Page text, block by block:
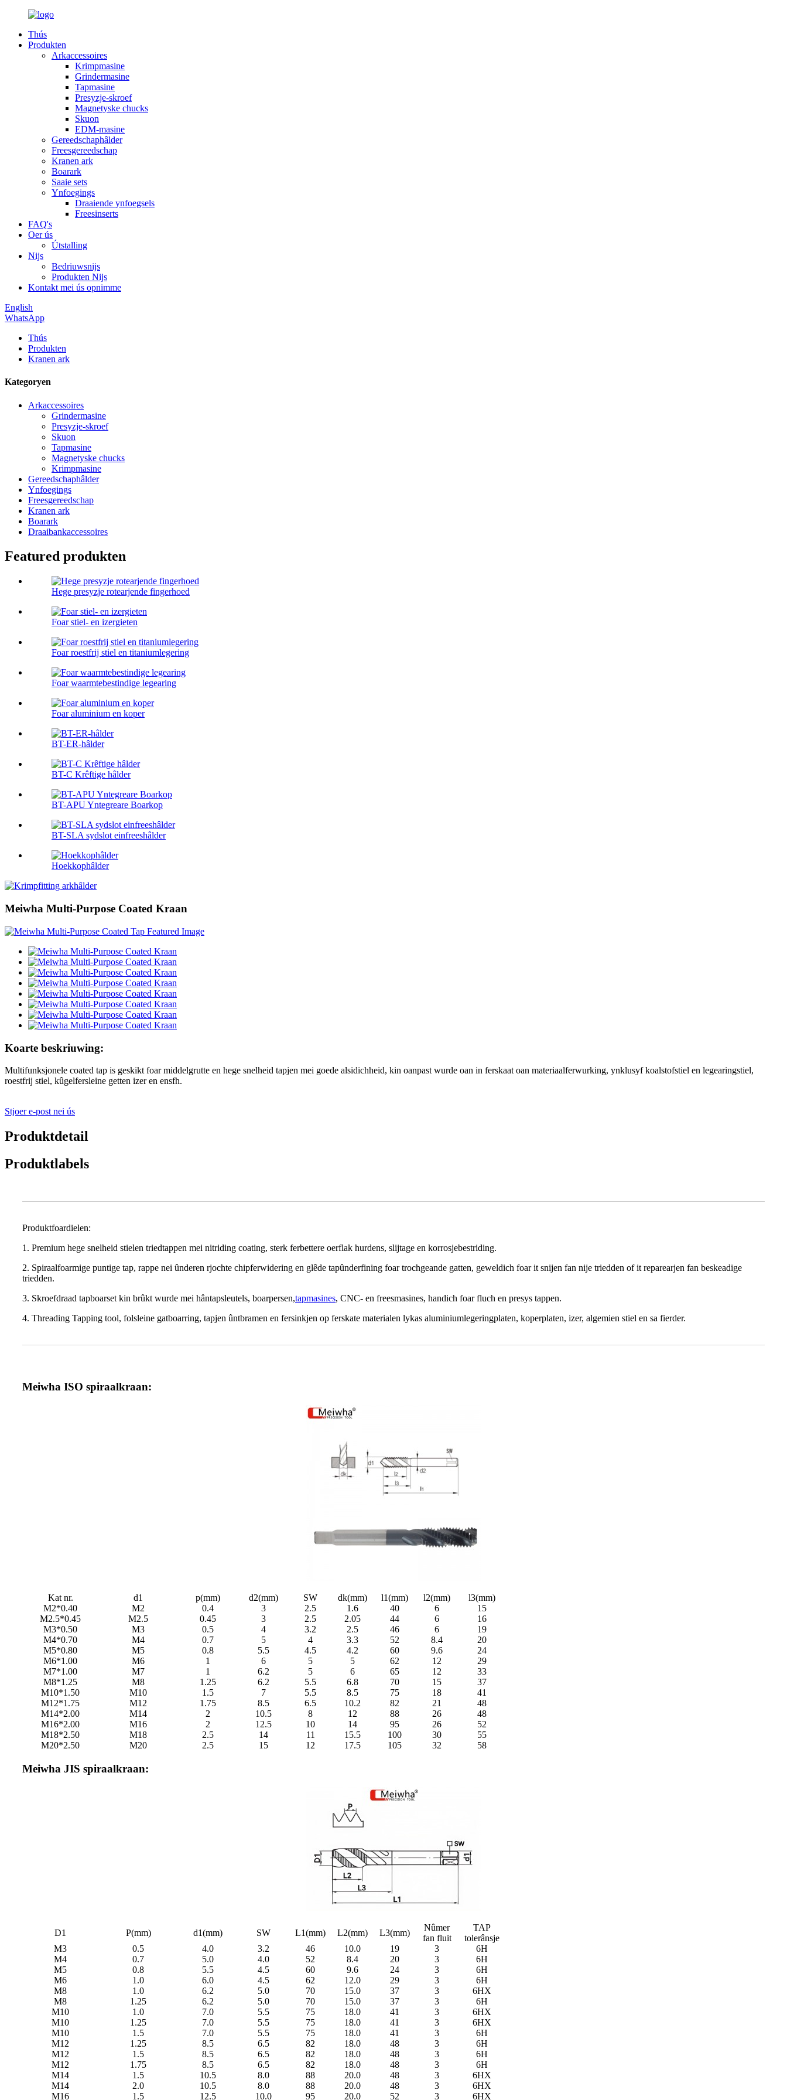
Thús
Produkten
Arkaccessoires
Krimpmasine
Grindermasine
Tapmasine
Presyzje-skroef
Magnetyske chucks
Skuon
EDM-masine
Gereedschaphâlder
Freesgereedschap
Kranen ark
Boarark
Saaie sets
Ynfoegings
Draaiende ynfoegsels
Freesinserts
FAQ's
Oer ús
Útstalling
Nijs
Bedriuwsnijs
Produkten Nijs
Kontakt mei ús opnimme
English
WhatsApp
Thús
Produkten
Kranen ark
Kategoryen
Arkaccessoires
Grindermasine
Presyzje-skroef
Skuon
Tapmasine
Magnetyske chucks
Krimpmasine
Gereedschaphâlder
Ynfoegings
Freesgereedschap
Kranen ark
Boarark
Draaibankaccessoires
Featured produkten
Hege presyzje rotearjende fingerhoed
Foar stiel- en izergieten
Foar roestfrij stiel en titaniumlegering
Foar waarmtebestindige legearing
Foar aluminium en koper
BT-ER-hâlder
BT-C Krêftige hâlder
BT-APU Yntegreare Boarkop
BT-SLA sydslot einfreeshâlder
Hoekkophâlder
Meiwha Multi-Purpose Coated Kraan
Koarte beskriuwing:
Multifunksjonele coated tap is geskikt foar middelgrutte en hege snelheid tapjen mei goede alsidichheid, kin oanpast wurde oan in ferskaat oan materiaalferwurking, ynklusyf koalstofstiel en legearingstiel,
roestfrij stiel, kûgelfersleine getten izer en ensfh.
Stjoer e-post nei ús
Produktdetail
Produktlabels
Produktfoardielen:
1. Premium hege snelheid stielen triedtappen mei nitriding coating, sterk ferbettere oerflak hurdens, slijtage en korrosjebestriding.
2. Spiraalfoarmige puntige tap, rappe nei ûnderen rjochte chipferwidering en glêde tapûnderfining foar trochgeande gatten, geweldich foar it snijen fan nije triedden of it reparearjen fan beskeadige
triedden.
3. Skroefdraad tapboarset kin brûkt wurde mei hântapsleutels, boarpersen,tapmasines, CNC- en freesmasines, handich foar fluch en presys tappen.
4. Threading Tapping tool, folsleine gatboarring, tapjen ûntbramen en fersinkjen op ferskate materialen lykas aluminiumlegeringplaten, koperplaten, izer, algemien stiel en sa fierder.
Meiwha ISO spiraalkraan:
Kat nr. d1 p(mm) d2(mm) SW dk(mm) l1(mm) l2(mm)
l3(mm)
M2*0.40
M2 0.4 3 2.5 1.6 40 6
15
M2.5*0.45
M2.5 0.45 3 2.5 2.05 44 6
16
M3*0.50
M3 0.5 4 3.2 2.5 46 6
19
M4*0.70
M4 0.7 5 4 3.3 52 8.4
20
M5*0.80
M5 0.8 5.5 4.5 4.2 60 9.6
24
M6*1.00
M6 1 6 5 5 62 12
29
M7*1.00
M7 1 6.2 5 6 65 12
33
M8*1.25
M8 1.25 6.2 5.5 6.8 70 15
37
M10*1.50
M10 1.5 7 5.5 8.5 75 18
41
M12*1.75
M12 1.75 8.5 6.5 10.2 82 21
48
M14*2.00
M14 2 10.5 8 12 88 26
48
M16*2.00
M16 2 12.5 10 14 95 26
52
M18*2.50
M18 2.5 14 11 15.5 100 30
55
M20*2.50
M20 2.5 15 12 17.5 105 32 58
Meiwha JIS spiraalkraan:
D1 P(mm) d1(mm) SW L1(mm) L2(mm) L3(mm)
Nûmer
fan fluit
TAP
tolerânsje
M3
0.5 4.0 3.2 46 10.0 19 3
6H
M4
0.7 5.0 4.0 52 8.4 20 3
6H
M5
0.8 5.5 4.5 60 9.6 24 3
6H
M6
1.0 6.0 4.5 62 12.0 29 3
6H
M8
1.0 6.2 5.0 70 15.0 37 3
6HX
M8
1.25 6.2 5.0 70 15.0 37 3
6H
M10
1.0 7.0 5.5 75 18.0 41 3
6HX
M10
1.25 7.0 5.5 75 18.0 41 3
6HX
M10
1.5 7.0 5.5 75 18.0 41 3
6H
M12
1.25 8.5 6.5 82 18.0 48 3
6H
M12
1.5 8.5 6.5 82 18.0 48 3
6H
M12
1.75 8.5 6.5 82 18.0 48 3
6H
M14
1.5 10.5 8.0 88 20.0 48 3
6HX
M14
2.0 10.5 8.0 88 20.0 48 3
6HX
M16
1.5 12.5 10.0 95 20.0 52 3 6HX